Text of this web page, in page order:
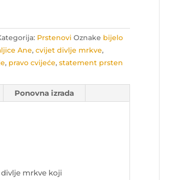
Prstenovi Oznake bijelo
Ane,cvijet divlje mrkve,
, pravo cvijeće,statement prsten
Ponovna izrada
mrkve koji